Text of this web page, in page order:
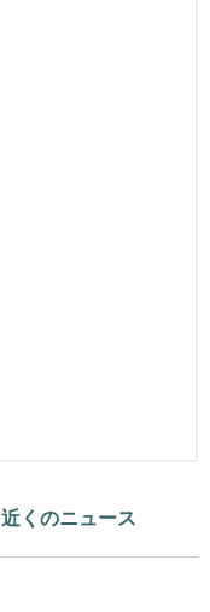
近くのニュース